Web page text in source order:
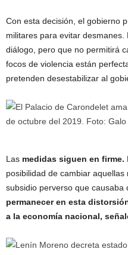
Con esta decisión, el gobierno
militares para evitar
diálogo, pero que no permitirá
focos de violencia están
pretenden desestabilizar al
Las medidas siguen en firme.
posibilidad de cambiar
subsidio perverso que causaba
permanecer en esta
a la economía nacional,